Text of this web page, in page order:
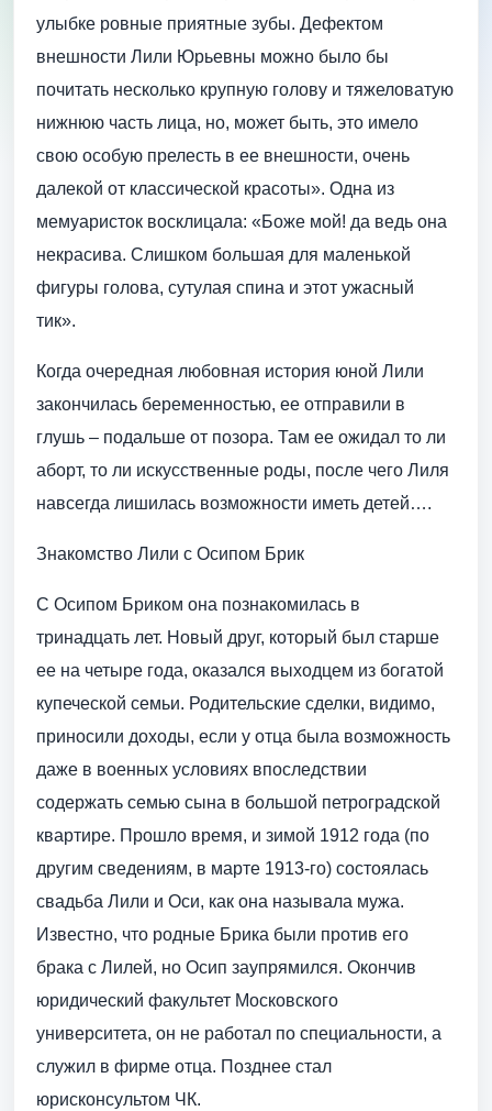
улыбке ровные приятные зубы. Дефектом
внешности Лили Юрьевны можно было бы
почитать несколько крупную голову и тяжеловатую
нижнюю часть лица, но, может быть, это имело
свою особую прелесть в ее внешности, очень
далекой от классической красоты». Одна из
мемуаристок восклицала: «Боже мой! да ведь она
некрасива. Слишком большая для маленькой
фигуры голова, сутулая спина и этот ужасный
тик».
Когда очередная любовная история юной Лили
закончилась беременностью, ее отправили в
глушь – подальше от позора. Там ее ожидал то ли
аборт, то ли искусственные роды, после чего Лиля
навсегда лишилась возможности иметь детей….
Знакомство Лили с Осипом Брик
С Осипом Бриком она познакомилась в
тринадцать лет. Новый друг, который был старше
ее на четыре года, оказался выходцем из богатой
купеческой семьи. Родительские сделки, видимо,
приносили доходы, если у отца была возможность
даже в военных условиях впоследствии
содержать семью сына в большой петроградской
квартире. Прошло время, и зимой 1912 года (по
другим сведениям, в марте 1913-го) состоялась
свадьба Лили и Оси, как она называла мужа.
Известно, что родные Брика были против его
брака с Лилей, но Осип заупрямился. Окончив
юридический факультет Московского
университета, он не работал по специальности, а
служил в фирме отца. Позднее стал
юрисконсультом ЧК.